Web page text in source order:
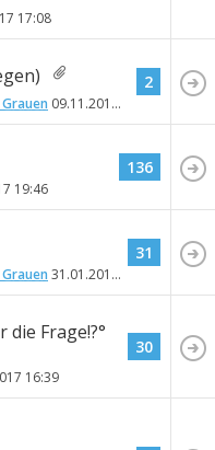
17:08
09.11.2017
2
19:46
136
31.01.2017
31
Frage!?°
16:39
30